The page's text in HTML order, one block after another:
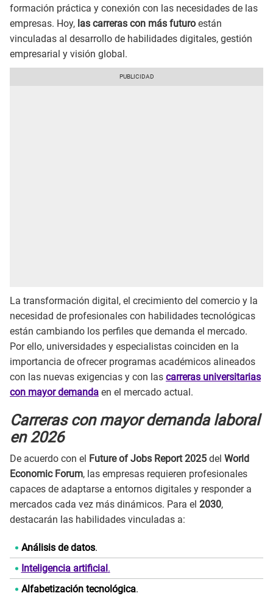
formación práctica y conexión con las necesidades de las
empresas. Hoy, las carreras con más futuro están
vinculadas al desarrollo de habilidades digitales, gestión
empresarial y visión global.
La transformación digital, el crecimiento del comercio y la
necesidad de profesionales con habilidades tecnológicas
están cambiando los perfiles que demanda el mercado.
Por ello, universidades y especialistas coinciden en la
importancia de ofrecer programas académicos alineados
con las nuevas exigencias y con las carreras universitarias
con mayor demanda en el mercado actual.
Carreras con mayor demanda laboral
en 2026
De acuerdo con el Future of Jobs Report 2025 del World
Economic Forum, las empresas requieren profesionales
capaces de adaptarse a entornos digitales y responder a
mercados cada vez más dinámicos. Para el 2030,
destacarán las habilidades vinculadas a:
Análisis de datos.
Inteligencia artificial.
Alfabetización tecnológica.